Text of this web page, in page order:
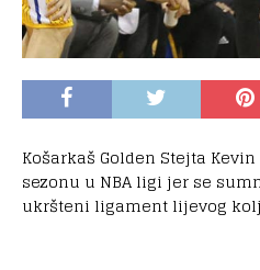
Košarkaš Golden Stejta
sezonu u NBA ligi jer se
ukršteni ligament lijevog